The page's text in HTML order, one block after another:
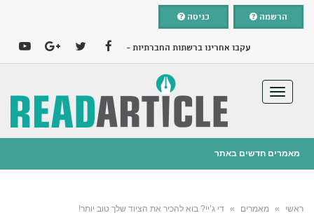
הרשמה כניסה
עקבו אחרינו ברשתות החברתיות -
תפריט
מאמרים חדשים באתר
ראשי » מאמרים » די ג’יי? בוא להכיר את הציוד שלך טוב יותר!